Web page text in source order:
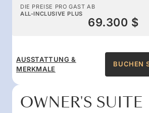
DIE PREISE PRO GAST AB
ALL-INCLUSIVE PLUS
69.300 $
AUSSTATTUNG &
MERKMALE
BUCHEN
OWNER'S SUITE